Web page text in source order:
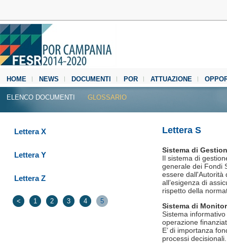
HOME NEWS DOCUMENTI POR ATTUAZIONE
MEDIA CENTER
ELENCO DOCUMENTI GLOSSARIO
Lettera S
Sistema di
Il sistema di
generale dei Fondi
essere dall'Autorità
all’esigenza di
rispetto della
Sistema di
Sistema
operazione
E’ di importanza
processi decisionali.
Lettera X
Lettera Y
Lettera Z
< 1 2 3 4 5